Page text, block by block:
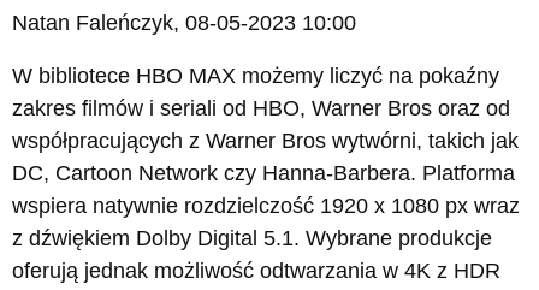
Natan Faleńczyk, 08-05-2023 10:00
W bibliotece HBO MAX możemy liczyć na pokaźny
zakres filmów i seriali od HBO, Warner Bros oraz od
współpracujących z Warner Bros wytwórni, takich jak
DC, Cartoon Network czy Hanna-Barbera. Platforma
wspiera natywnie rozdzielczość 1920 x 1080 px wraz
z dźwiękiem Dolby Digital 5.1. Wybrane produkcje
oferują jednak możliwość odtwarzania w 4K z HDR